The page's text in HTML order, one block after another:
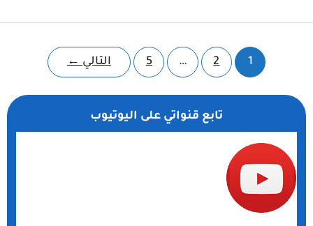
1
2
…
5 التالي ←
تابع قنواتي على اليوتيوب